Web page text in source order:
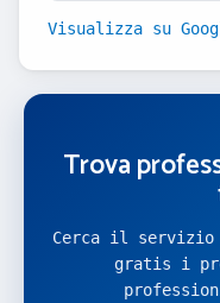
Visualizza su
Trova
Cerca il
gratis i